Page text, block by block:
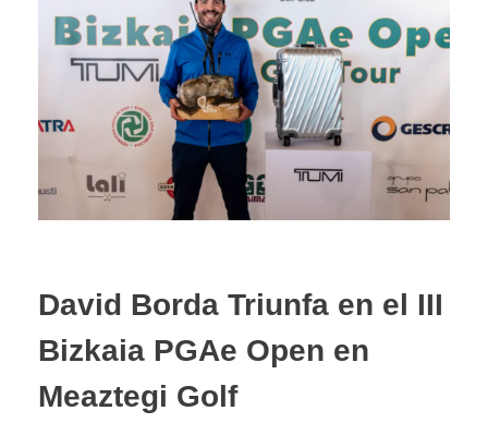
David Borda Triunfa en el III
Bizkaia PGAe Open en
Meaztegi Golf